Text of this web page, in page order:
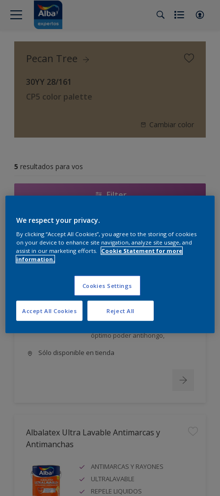
Pecan Tree
30YY 28/161
CP5 color palette
Cambiar color
5 resultados para vos
Filter
Albalatex Extra Mate
Látex interior mate. Su exclusiva
mercado, utiliza la tecnología más
moderna en desarrollo y
elaboración de pinturas;
permite obtener un producto: Con
excelente poder cubriente,
óptimo poder antihongo,
Sólo disponible en tienda
Albalatex Ultra Lavable Antimarcas y
Antimanchas
ANTIMARCAS Y RAYONES
ULTRALAVABLE
REPELE LIQUIDOS
We respect your privacy.
By clicking “Accept All Cookies”, you agree to the storing of cookies
on your device to enhance site navigation, analyze site usage, and
assist in our marketing efforts. Cookie Statement for more
information.
Cookies Settings
Reject All
Accept All Cookies